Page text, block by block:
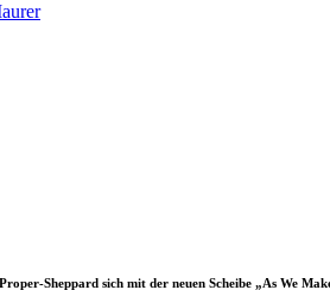
Sheppard sich mit der neuen Scheibe „As We